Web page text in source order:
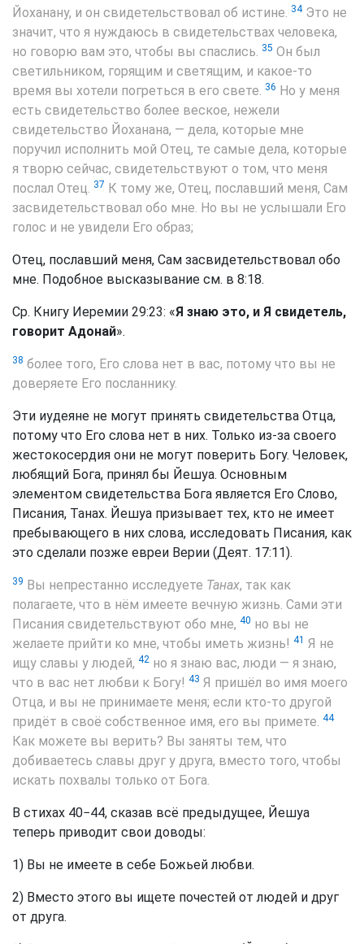
Йоханану, и он свидетельствовал об истине. 34Это не
значит, что я нуждаюсь в свидетельствах человека,
но говорю вам это, чтобы вы спаслись. 35 Он был
светильником, горящим и светящим, и какое-то
время вы хотели погреться в его свете. 36 Но у меня
есть свидетельство более веское, нежели
свидетельство Йоханана, — дела, которые мне
поручил исполнить мой Отец, те самые дела, которые
я творю сейчас, свидетельствуют о том, что меня
послал Отец. 37 К тому же, Отец, пославший меня, Сам
засвидетельствовал обо мне. Но вы не услышали Его
голос и не увидели Его образ;
Отец, пославший меня, Сам засвидетельствовал обо
мне. Подобное высказывание см. в 8:18.
Ср. Книгу Иеремии 29:23: «Я знаю это, и Я свидетель,
говорит Адонай».
38 более того, Его слова нет в вас, потому что вы не
доверяете Его посланнику.
Эти иудеяне не могут принять свидетельства Отца,
потому что Его слова нет в них. Только из-за своего
жестокосердия они не могут поверить Богу. Человек,
любящий Бога, принял бы Йешуа. Основным
элементом свидетельства Бога является Его Слово,
Писания, Танах. Йешуа призывает тех, кто не имеет
пребывающего в них слова, исследовать Писания, как
это сделали позже евреи Верии (Деят. 17:11).
39 Вы непрестанно исследуете Танах, так как
полагаете, что в нём имеете вечную жизнь. Сами эти
Писания свидетельствуют обо мне, 40 но вы не
желаете прийти ко мне, чтобы иметь жизнь! 41 Я не
ищу славы у людей, 42 но я знаю вас, люди — я знаю,
что в вас нет любви к Богу! 43 Я пришёл во имя моего
Отца, и вы не принимаете меня; если кто-то другой
придёт в своё собственное имя, его вы примете. 44
Как можете вы верить? Вы заняты тем, что
добиваетесь славы друг у друга, вместо того, чтобы
искать похвалы только от Бога.
В стихах 40−44, сказав всё предыдущее, Йешуа
теперь приводит свои доводы:
1) Вы не имеете в себе Божьей любви.
2) Вместо этого вы ищете почестей от людей и друг
от друга.